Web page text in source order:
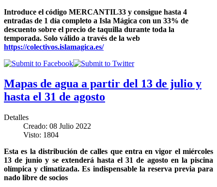
Introduce el código MERCANTIL33 y consigue hasta 4
entradas de 1 día completo a Isla Mágica con un 33% de
descuento sobre el precio de taquilla durante toda la
temporada. Solo válido a través de la web
https://colectivos.islamagica.es/
Mapas de agua a partir del 13 de julio y
hasta el 31 de agosto
Detalles
Creado: 08 Julio 2022
Visto: 1804
Esta es la distribución de calles que entra en vigor el miércoles
13 de junio y se extenderá hasta el 31 de agosto en la piscina
olímpica y climatizada. Es indispensable la reserva previa para
nado libre de socios